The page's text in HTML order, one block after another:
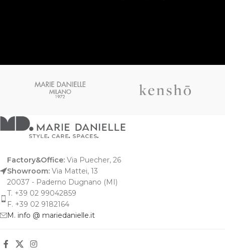
Factory&Office: Via Puecher, 26
Showroom: Via Mattei, 13
20037 - Paderno Dugnano (MI)
T. +39 02 99042859
F. +39 02 9182164
M. info @ mariedanielle.it